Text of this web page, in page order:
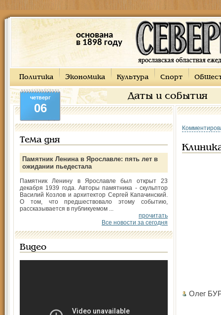
основана
в 1898 году
Политика Экономика Культура Спорт
Даты и события
четверг
06
Тема дня
Памятник Ленина в Ярославле: пять лет в
ожидании пьедестала
Памятник Ленину в Ярославле был открыт 23
декабря 1939 года. Авторы памятника - скульптор
Василий Козлов и архитектор Сергей Капачинский.
О том, что предшествовало этому событию,
рассказывается в публикуемом ...
прочитать
Все новости за сегодня
Видео
Олег